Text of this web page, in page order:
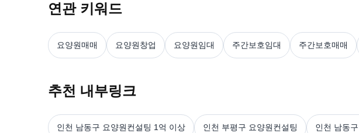
연관 키워드
요양원매매 요양원창업 요양원임대 주간보호임대 주간보호매매
추천 내부링크
인천 남동구 요양원컨설팅 1억 이상 인천 부평구 요양원컨설팅 인천 남동